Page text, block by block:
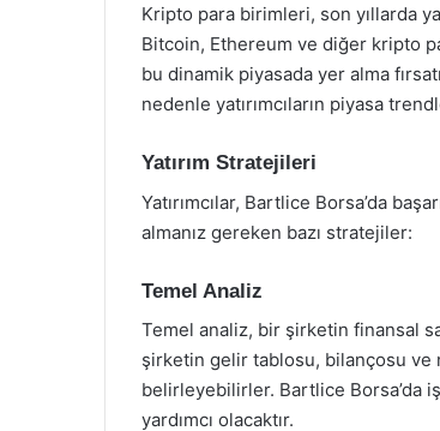
Kripto para birimleri, son yıllarda
Bitcoin, Ethereum ve diğer kripto
bu dinamik piyasada yer alma
nedenle yatırımcıların piyasa
Yatırım Stratejileri
Yatırımcılar, Bartlice Borsa’da
almanız gereken bazı stratejiler:
Temel Analiz
Temel analiz, bir şirketin finansal
şirketin gelir tablosu, bilançosu ve
belirleyebilirler. Bartlice Borsa’da
yardımcı olacaktır.